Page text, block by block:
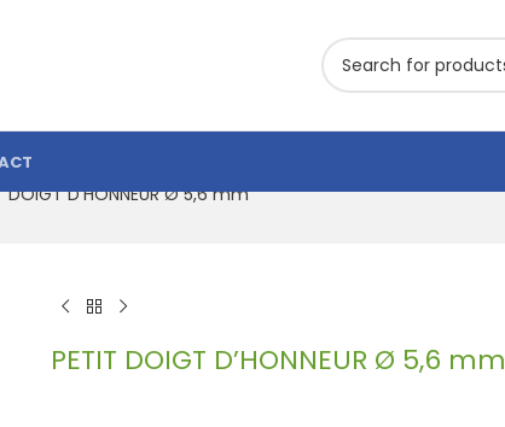
DOIGT D’HONNEUR Ø 5,6 mm
PETIT DOIGT D’HONNEUR Ø 5,6 mm